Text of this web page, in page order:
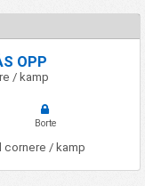
OPP
/ kamp
Borte
cornere / kamp